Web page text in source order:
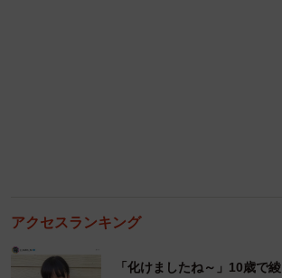
アクセスランキング
「化けましたね～」10歳で綾